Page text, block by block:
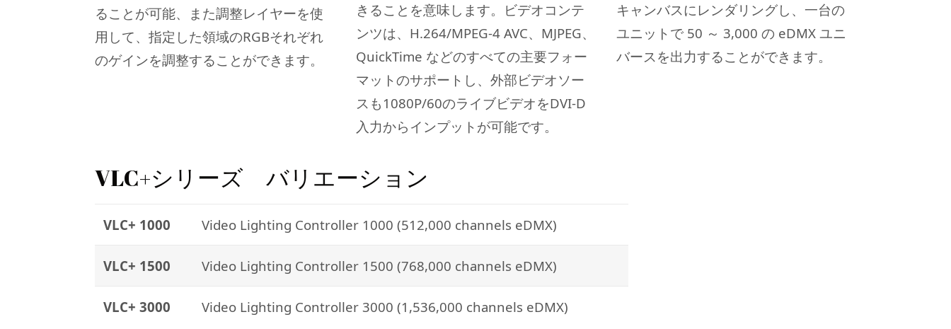
ることが可能、また調整レイヤーを使
用して、指定した領域のRGBそれぞれ
のゲインを調整することができます。
きることを意味します。
ビデオコンテ
ンツは、 H.264/MPEG-4 AVC、MJPEG、
QuickTime などのすべての主要フォー
マットのサポートし、外部ビデオソー
スも1080P/60のライブビデオをDVI-D
入力からインプットが可能です。
キャンバスにレンダリングし、一台の
ユニットで 50 ～ 3,000 の eDMX ユニ
バースを出力することができます。
VLC+シリーズ バリエーション
VLC+ 1000 Video Lighting Controller 1000 (512,000 channels eDMX)
VLC+ 1500 Video Lighting Controller 1500 (768,000 channels eDMX)
VLC+ 3000 Video Lighting Controller 3000 (1,536,000 channels eDMX)